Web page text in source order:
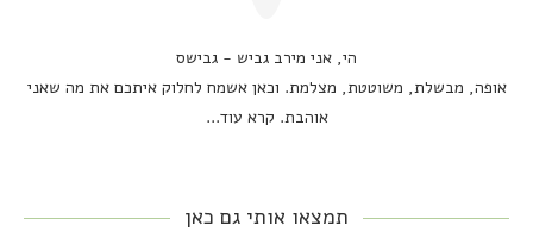
הי, אני מירב גביש - גבישס
אופה, מבשלת, משוטטת, מצלמת. וכאן אשמח לחלוק איתכם את מה שאני
אוהבת. קרא עוד...
תמצאו אותי גם כאן